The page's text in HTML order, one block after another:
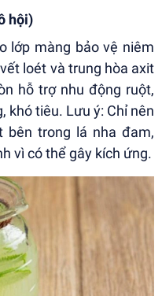
hội)
lớp màng bảo vệ niêm
loét và trung hòa axit
hỗ trợ nhu động ruột,
khó tiêu. Lưu ý: Chỉ nên
bên trong lá nha đam,
vì có thể gây kích ứng.